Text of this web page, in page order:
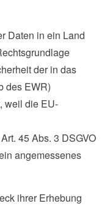
Daten in ein Land
der in das
des EWR)
weil die EU-
45 Abs. 3 DSGVO
angemessenes
ihrer Erhebung